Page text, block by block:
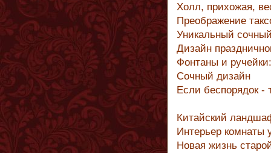
Холл, прихожая,
Преображение
Уникальный
Дизайн
Фонтаны и
Сочный дизайн
Если беспорядок -
Китайский
Интерьер комнаты
Новая жизнь